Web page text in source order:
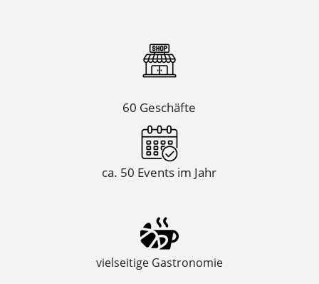
60 Geschäfte
ca. 50 Events im Jahr
vielseitige Gastronomie